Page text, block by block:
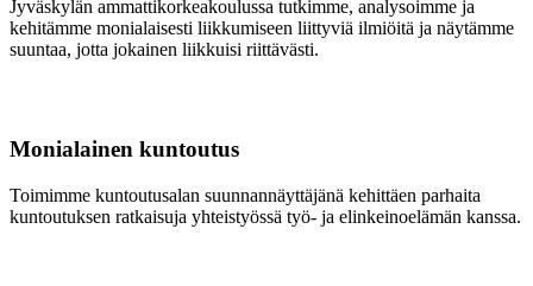
Jyväskylän ammattikorkeakoulussa tutkimme, analysoimme ja
kehitämme monialaisesti liikkumiseen liittyviä ilmiöitä ja näytämme
suuntaa, jotta jokainen liikkuisi riittävästi.
Monialainen kuntoutus
Toimimme kuntoutusalan suunnannäyttäjänä kehittäen parhaita
kuntoutuksen ratkaisuja yhteistyössä työ- ja elinkeinoelämän kanssa.